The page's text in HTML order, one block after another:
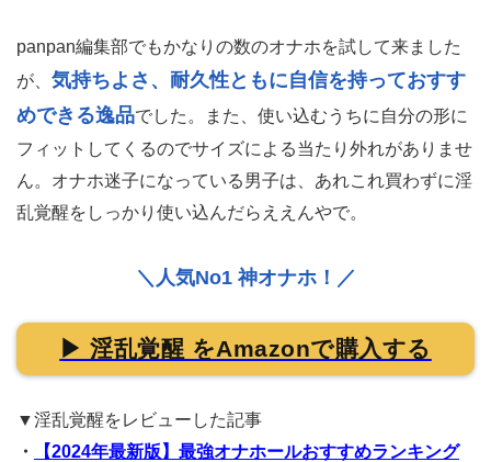
panpan編集部でもかなりの数のオナホを試して来ました
が、 気持ちよさ、耐久性ともに自信を持っておすす
めできる逸品でした。また、使い込むうちに自分の形に
フィットしてくるのでサイズによる当たり外れがありませ
ん。オナホ迷子になっている男子は、あれこれ買わずに淫
乱覚醒をしっかり使い込んだらええんやで。
＼人気No1 神オナホ！／
▶ 淫乱覚醒 をAmazonで購入する
▼淫乱覚醒をレビューした記事
・
【2024年最新版】最強オナホールおすすめランキング